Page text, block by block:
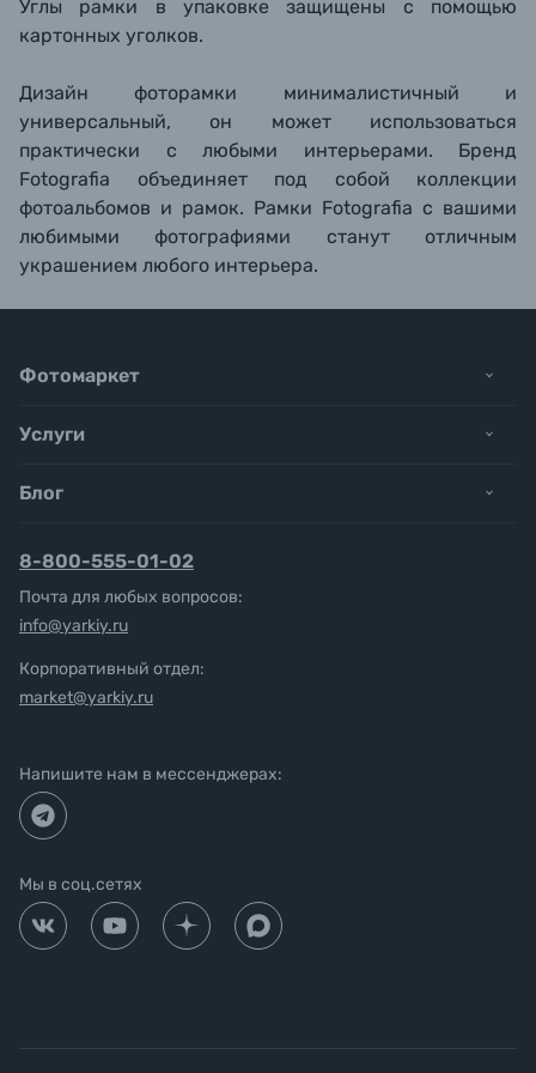
Углы рамки в упаковке защищены с помощью
картонных уголков.
Дизайн фоторамки минималистичный и
универсальный, он может использоваться
практически с любыми интерьерами. Бренд
Fotografia объединяет под собой коллекции
фотоальбомов и рамок. Рамки Fotografia с вашими
любимыми фотографиями станут отличным
украшением любого интерьера.
Фотомаркет
Услуги
Блог
8-800-555-01-02
Почта для любых вопросов:
info@yarkiy.ru
Корпоративный отдел:
market@yarkiy.ru
Напишите нам в мессенджерах:
Мы в соц.сетях